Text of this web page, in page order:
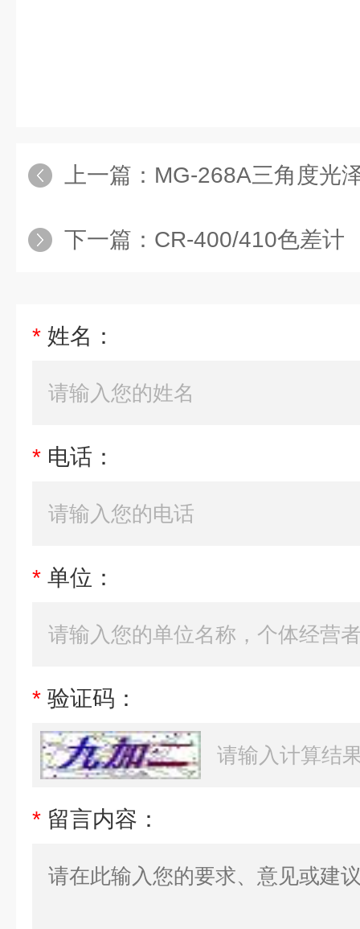
上一篇： MG-268A三角度光
下一篇： CR-400/410色差计
* 姓名：
* 电话：
* 单位：
* 验证码：
* 留言内容：